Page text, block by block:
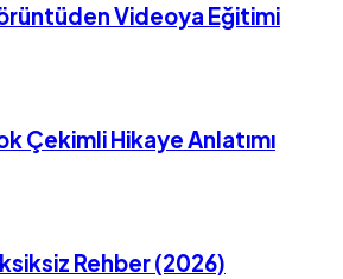
Videoya Eğitimi
Çekimli Hikaye Anlatımı
Rehber (2026)